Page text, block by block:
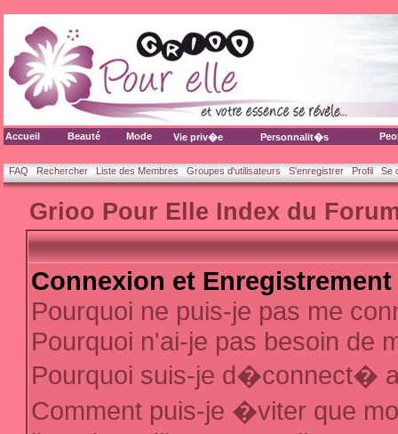
Accueil Beauté Mode Vie priv�e Personnalit�s
FAQ Rechercher Liste des Membres Groupes d'utilisateurs S'enregistrer Profil Se
Grioo Pour Elle Index du
Connexion et Enregistrement
Pourquoi ne puis-je pas me
Pourquoi n'ai-je pas besoin de
Pourquoi suis-je d�connect�
Comment puis-je �viter que